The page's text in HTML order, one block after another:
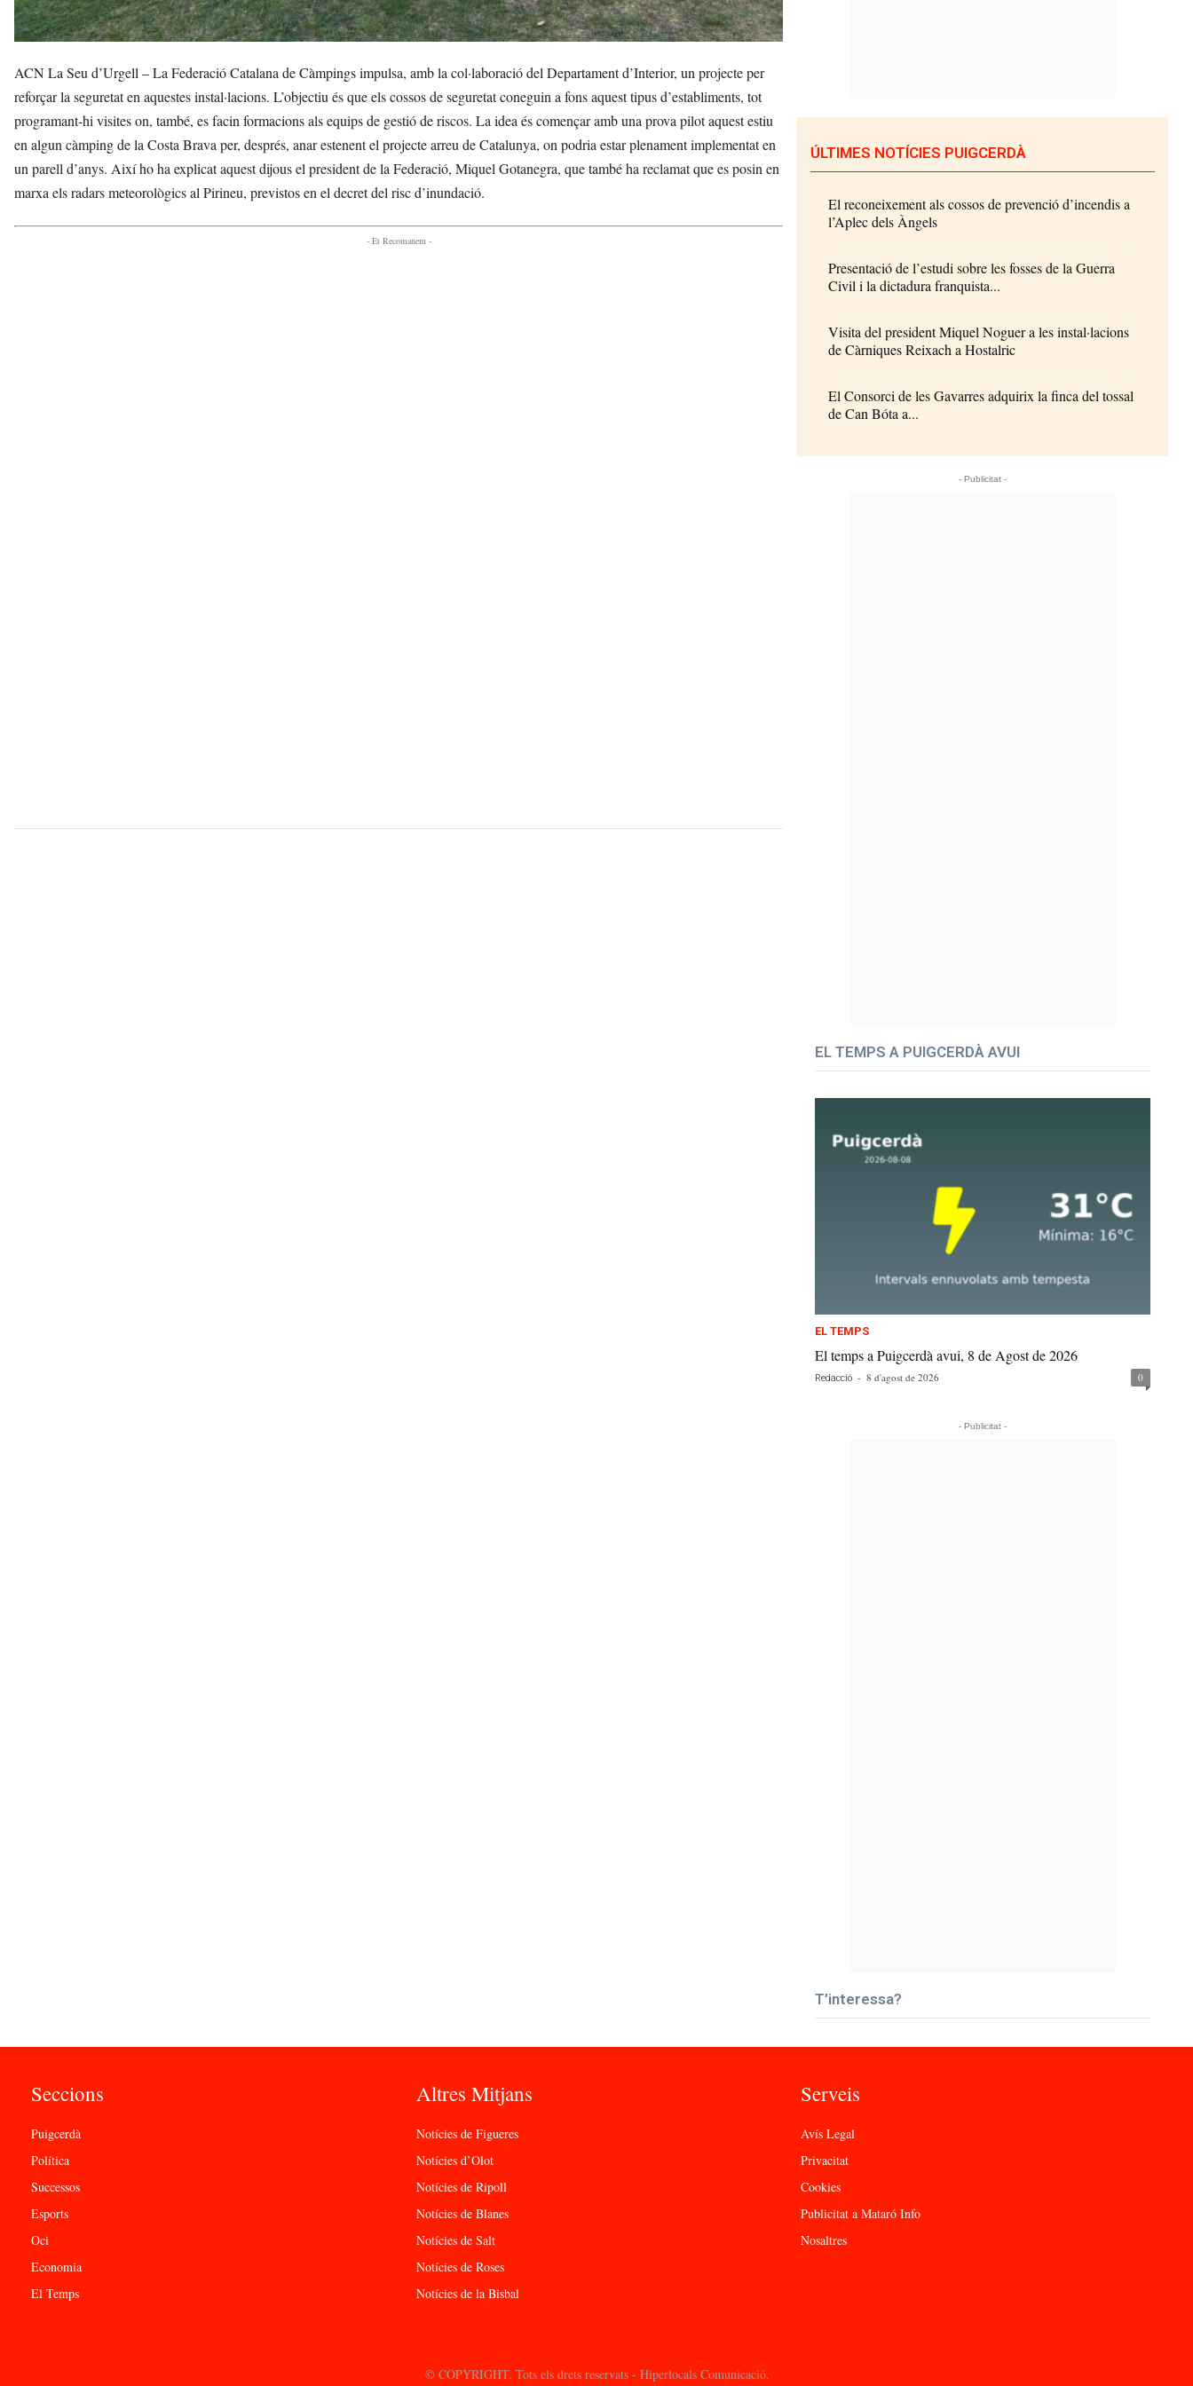
ACN La Seu d’Urgell – La Federació Catalana de Càmpings impulsa, amb la col·laboració del Departament d’Interior, un projecte per
reforçar la seguretat en aquestes instal·lacions. L’objectiu és que els cossos de seguretat coneguin a fons aquest tipus d’establiments, tot
programant-hi visites on, també, es facin formacions als equips de gestió de riscos. La idea és començar amb una prova pilot aquest estiu
en algun càmping de la Costa Brava per, després, anar estenent el projecte arreu de Catalunya, on podria estar plenament implementat en
un parell d’anys. Així ho ha explicat aquest dijous el president de la Federació, Miquel Gotanegra, que també ha reclamat que es posin en
marxa els radars meteorològics al Pirineu, previstos en el decret del risc d’inundació.
- Et Recomanem -
ÚLTIMES NOTÍCIES PUIGCERDÀ
El reconeixement als cossos de prevenció d’incendis a
l’Aplec dels Àngels
Presentació de l’estudi sobre les fosses de la Guerra
Civil i la dictadura franquista...
Visita del president Miquel Noguer a les instal·lacions
de Càrniques Reixach a Hostalric
El Consorci de les Gavarres adquirix la finca del tossal
de Can Bóta a...
- Publicitat -
EL TEMPS A PUIGCERDÀ AVUI
EL TEMPS
El temps a Puigcerdà avui, 8 de Agost de 2026
Redacció - 8 d'agost de 2026 0
- Publicitat -
T’interessa?
Seccions
Puigcerdà
Política
Successos
Esports
Oci
Economia
El Temps
Altres Mitjans
Notícies de Figueres
Notícies d’Olot
Notícies de Ripoll
Notícies de Blanes
Notícies de Salt
Notícies de Roses
Notícies de la Bisbal
Serveis
Avís Legal
Privacitat
Cookies
Publicitat a Mataró Info
Nosaltres
© COPYRIGHT. Tots els drets reservats - Hiperlocals Comunicació.